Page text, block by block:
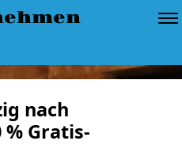
nach
Gratis-